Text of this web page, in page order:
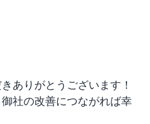
ありがとうございます！
社の改善につながれば幸